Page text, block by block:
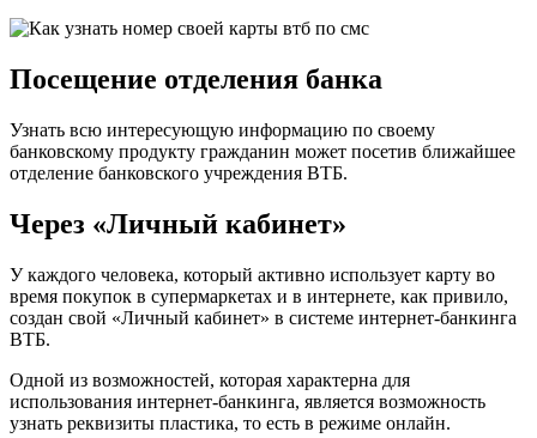
Посещение отделения банка
Узнать всю интересующую информацию по своему
банковскому продукту гражданин может посетив ближайшее
отделение банковского учреждения ВТБ.
Через «Личный кабинет»
У каждого человека, который активно использует карту во
время покупок в супермаркетах и в интернете, как привило,
создан свой «Личный кабинет» в системе интернет-банкинга
ВТБ.
Одной из возможностей, которая характерна для
использования интернет-банкинга, является возможность
узнать реквизиты пластика, то есть в режиме онлайн.